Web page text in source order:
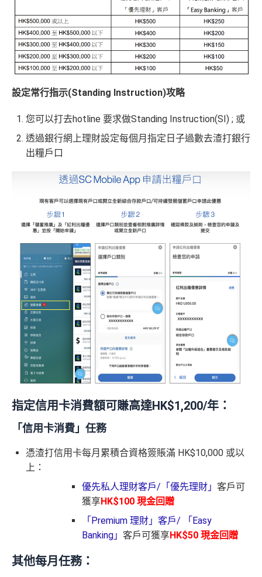
設定常行指示(Standing Instruction)攻略
您可以打去hotline 要求做Standing Instruction(SI) ; 或
透過銀行網上理財設定每個月指定日子過數去渣打銀行
出糧戶口
指定信用卡消費額可賺高達HK$1,200/年：
「信用卡消費」任務
憑渣打信用卡每月累積合資格簽賬滿 HK$10,000 或以
上：
優先私人理財客戶/「優先理財」 客戶可
獲享HK$100 現金回贈
「Premium 理財」客戶/ 「Easy
Banking」 客戶可獲享HK$50 現金回贈
其他每月任務：